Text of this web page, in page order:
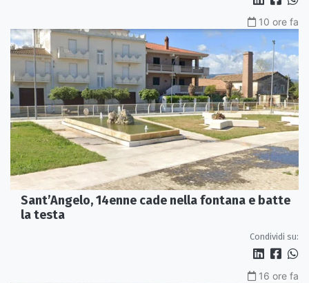
10 ore fa
Sant’Angelo, 14enne cade nella fontana e batte
la testa
Condividi su:
16 ore fa